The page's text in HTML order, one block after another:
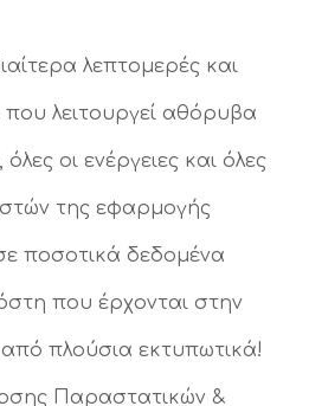
λεπτομερές και
λειτουργεί αθόρυβα
οι ενέργειες και όλες
της εφαρμογής
ποσοτικά δεδομένα
που έρχονται στην
πλούσια εκτυπωτικά!
Παραστατικών &